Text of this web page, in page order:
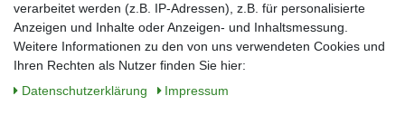
E-Mail*
verarbeitet werden (z.B. IP-Adressen), z.B. für personalisierte
Anzeigen und Inhalte oder Anzeigen- und Inhaltsmessung.
Weitere Informationen zu den von uns verwendeten Cookies und
Ihren Rechten als Nutzer finden Sie hier:
Daten­schutz­erklärung
Impressum